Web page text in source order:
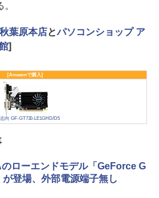
葉原本店とパソコンショップ ア
]
[Amazonで購入]
向 GF-GT730-LE1GHD/D5
のローエンドモデル「GeForce G
が登場、外部電源端子無し